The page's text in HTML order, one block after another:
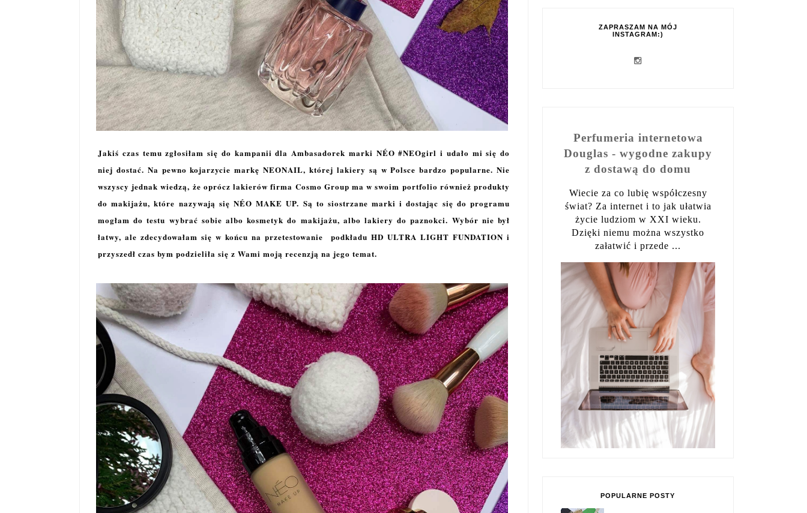
Jakiś czas temu zgłosiłam się do kampanii dla Ambasadorek marki NÉO #NEOgirl i udało mi się do
niej dostać. Na pewno kojarzycie markę NEONAIL, której lakiery są w Polsce bardzo popularne. Nie
wszyscy jednak wiedzą, że oprócz lakierów firma Cosmo Group ma w swoim portfolio również produkty
do makijażu, które nazywają się NÉO MAKE UP. Są to siostrzane marki i dostając się do programu
mogłam do testu wybrać sobie albo kosmetyk do makijażu, albo lakiery do paznokci. Wybór nie był
łatwy, ale zdecydowałam się w końcu na przetestowanie podkładu HD ULTRA LIGHT FUNDATION i
przyszedł czas bym podzieliła się z Wami moją recenzją na jego temat.
ZAPRASZAM NA MÓJ
INSTAGRAM:)
Perfumeria internetowa
Douglas - wygodne zakupy
z dostawą do domu
Wiecie za co lubię współczesny
świat? Za internet i to jak ułatwia
życie ludziom w XXI wieku.
Dzięki niemu można wszystko
załatwić i przede ...
POPULARNE POSTY